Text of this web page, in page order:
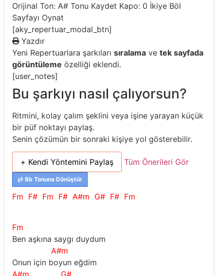
Orijinal Ton: A# Tonu Kaydet Kapo: 0 İkiye Böl
Sayfayı Oynat
[aky_repertuar_modal_btn]
Yazdır
Yeni Repertuarlara şarkıları sıralama ve tek sayfada
görüntüleme özelliği eklendi.
[user_notes]
Bu şarkıyı nasıl çalıyorsun?
Ritmini, kolay çalım şeklini veya işine yarayan küçük
bir püf noktayı paylaş.
Senin çözümün bir sonraki kişiye yol gösterebilir.
+ Kendi Yöntemini Paylaş Tüm Önerileri Gör
Bb Tonuna Dönüştür
Fm F# Fm F# A#m G# F# Fm
Fm
Ben aşkına saygı duydum
A#m
Onun için boyun eğdim
A#m
G#